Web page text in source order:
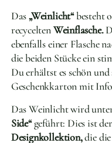
Das„Weinlicht“besteht
recyceltenWeinflasche.
ebenfalls einer Flasche
die beiden Stücke ein
Du erhältst es schön
Geschenkkarton mit
Das Weinlicht wird
Side“geführt: Dies ist
Designkollektion,die die